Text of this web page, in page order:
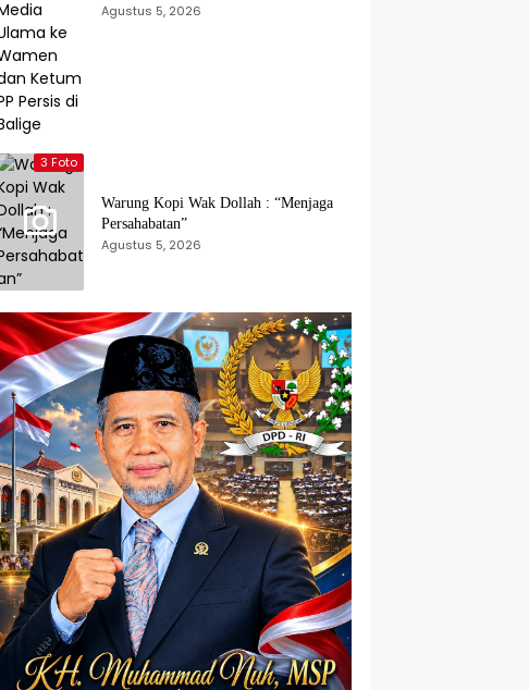
Wamen dan Ketum PP Persis di Balige
Agustus 5, 2026
3 Foto
Warung Kopi Wak Dollah : “Menjaga
Persahabatan”
Agustus 5, 2026